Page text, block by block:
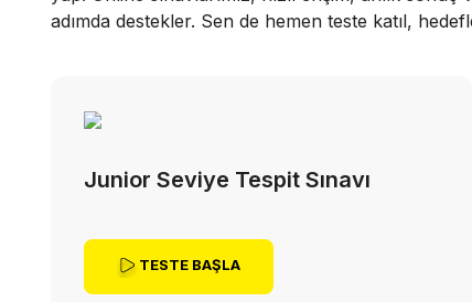
adımda destekler. Sen de hemen teste katıl,
Junior Seviye Tespit Sınavı
TESTE BAŞLA